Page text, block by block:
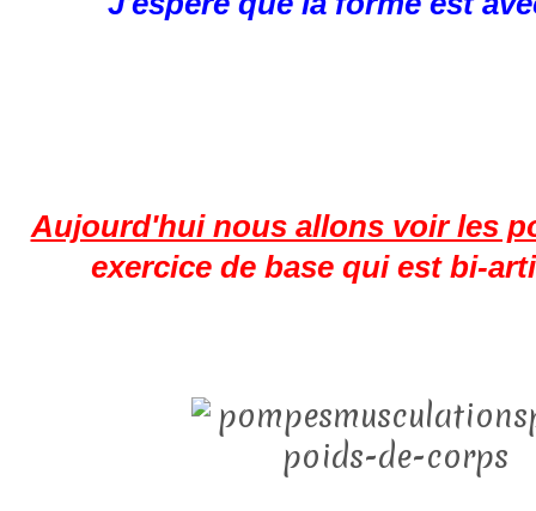
Aujourd'hui nous allons voir les
exercice de base qui est bi-